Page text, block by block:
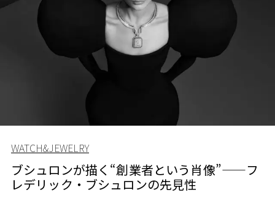
WATCH&JEWELRY
ブシュロンが描く“創業者という肖像”——フ
レデリック・ブシュロンの先見性